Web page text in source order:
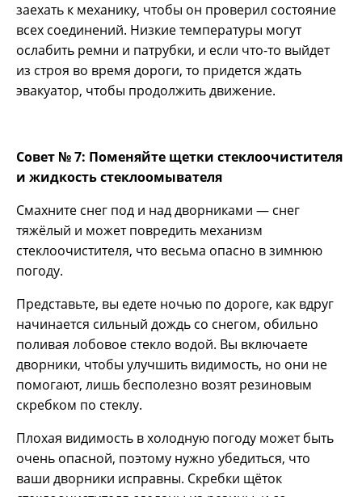
заехать к механику, чтобы он проверил состояние
всех соединений. Низкие температуры могут
ослабить ремни и патрубки, и если что-то выйдет
из строя во время дороги, то придется ждать
эвакуатор, чтобы продолжить движение.
Совет № 7: Поменяйте щетки стеклоочистителя
и жидкость стеклоомывателя
Смахните снег под и над дворниками — снег
тяжёлый и может повредить механизм
стеклоочистителя, что весьма опасно в зимнюю
погоду.
Представьте, вы едете ночью по дороге, как вдруг
начинается сильный дождь со снегом, обильно
поливая лобовое стекло водой. Вы включаете
дворники, чтобы улучшить видимость, но они не
помогают, лишь бесполезно возят резиновым
скребком по стеклу.
Плохая видимость в холодную погоду может быть
очень опасной, поэтому нужно убедиться, что
ваши дворники исправны. Скребки щёток